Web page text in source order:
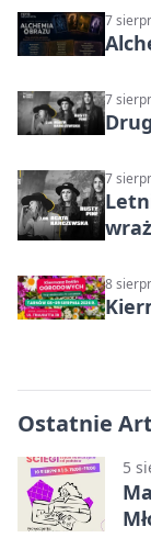
7
7
7
8
Ostatnie
5